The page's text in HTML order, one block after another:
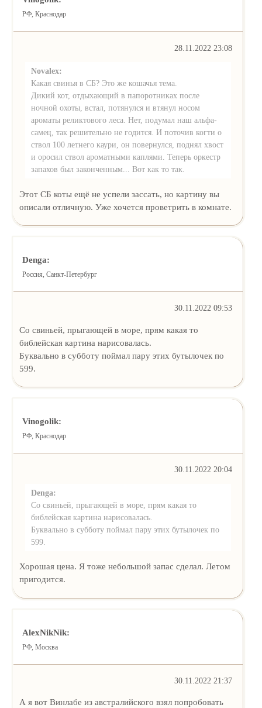
РФ, Краснодар
28.11.2022 23:08
Novalex:
Какая свинья в СБ? Это же кошачья тема.
Дикий кот, отдыхающий в папоротниках после
ночной охоты, встал, потянулся и втянул носом
ароматы реликтового леса. Нет, подумал наш альфа-
самец, так решительно не годится. И поточив когти о
ствол 100 летнего каури, он повернулся, поднял хвост
и оросил ствол ароматными каплями. Теперь оркестр
запахов был законченным... Вот как то так.
Этот СБ коты ещё не успели зассать, но картину вы
описали отличную. Уже хочется проветрить в комнате.
Denga:
Россия, Санкт-Петербург
30.11.2022 09:53
Со свиньей, прыгающей в море, прям какая то
библейская картина нарисовалась.
Буквально в субботу поймал пару этих бутылочек по
599.
Vinogolik:
РФ, Краснодар
30.11.2022 20:04
Denga:
Со свиньей, прыгающей в море, прям какая то
библейская картина нарисовалась.
Буквально в субботу поймал пару этих бутылочек по
599.
Хорошая цена. Я тоже небольшой запас сделал. Летом
пригодится.
AlexNikNik:
РФ, Москва
30.11.2022 21:37
А я вот Винлабе из австралийского взял попробовать